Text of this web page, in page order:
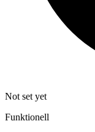
Not set yet
Funktionell